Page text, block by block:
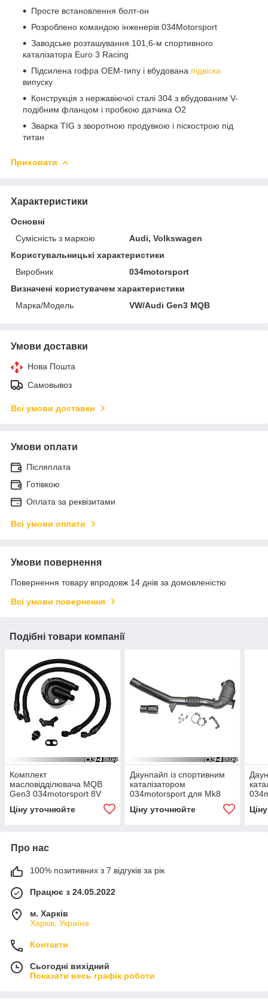
Просте встановлення болт-он
Розроблено командою інженерів 034Motorsport
Заводське розташування 101,6-м спортивного
каталізатора Euro 3 Racing
Підсилена гофра OEM-типу і вбудована підвіска
випуску
Конструкція з нержавіючої сталі 304 з вбудованим V-
подібним фланцом і пробкою датчика O2
Зварка TIG з зворотною продувкою і піскострою під
титан
Приховати
Характеристики
Основні
Сумісність з маркою
Audi, Volkswagen
Користувальницькі характеристики
Виробник
034motorsport
Визначені користувачем характеристики
Марка/Модель
VW/Audi Gen3 MQB
Умови доставки
Нова Пошта
Самовывоз
Всі умови доставки
Умови оплати
Післяплата
Готівкою
Оплата за реквізитами
Всі умови оплати
Умови повернення
Повернення товару впродовж 14 днів за домовленістю
Всі умови повернення
Подібні товари компанії
Комплект
масловідділювача MQB
Gen3 034motorsport 8V
AUDI A3 & MKVII VW GTI
Ціну уточнюйте
Даунпайп із спортивним
каталізатором
034motorsport для Mk8
кріпленням)
Ціну уточнюйте
Про нас
100% позитивних з 7 відгуків за рік
Працює з 24.05.2022
м. Харків
Харків, Україна
Контакти
Сьогодні вихідний
Показати весь графік роботи